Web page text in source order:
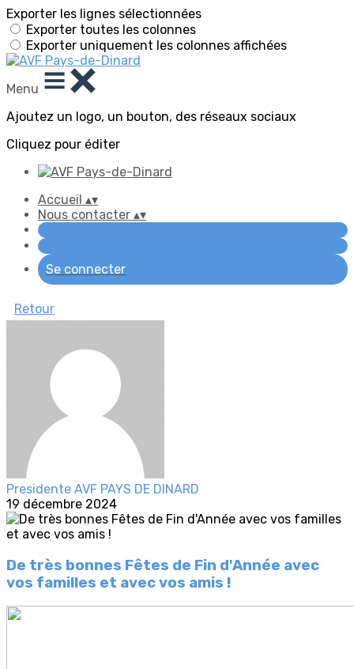
Exporter les lignes sélectionnées
Exporter toutes les colonnes
Exporter uniquement les colonnes affichées
Menu
Ajoutez un logo, un bouton, des réseaux sociaux
Cliquez pour éditer
Accueil ▴▾
Nous contacter ▴▾
Se connecter
Retour
Presidente AVF PAYS DE DINARD
19 décembre 2024
De très bonnes Fêtes de Fin d'Année avec
vos familles et avec vos amis !